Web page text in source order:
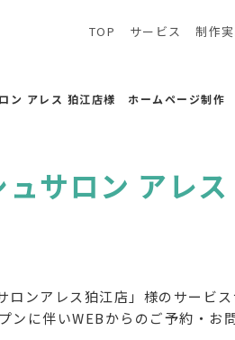
TOP サービス 制作
ン アレス 狛江店様 ホームページ制作
ュサロン アレ
ンアレス狛江店」様のサービ
ンに伴いWEBからのご予約・